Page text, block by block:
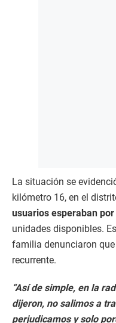
La situación se
kilómetro 16, en el
usuarios esperaban
unidades disponibles.
familia denunciaron
recurrente.
“Así de simple, en la
dijeron, no salimos a
perjudicamos y solo